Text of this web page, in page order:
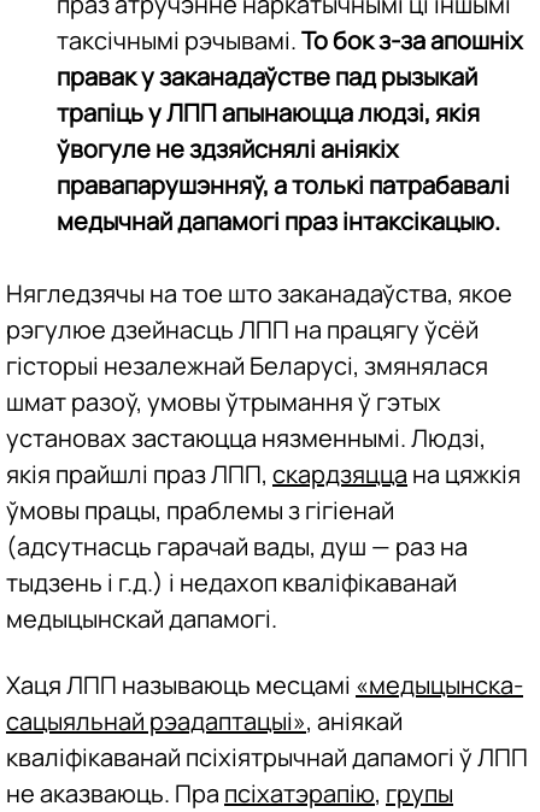
таксічнымі рэчывамі.То бок з-за апошніх
правак у заканадаўстве пад рызыкай
трапіць у ЛПП апынаюцца людзі, якія
ўвогуле не здзяйснялі аніякіх
правапарушэнняў, а толькі патрабавалі
медычнай дапамогі праз інтаксікацыю.
Нягледзячы на тое што заканадаўства, якое
рэгулюе дзейнасць ЛПП на працягу ўсёй
гісторыі незалежнай Беларусі, змянялася
шмат разоў, умовы ўтрымання ў гэтых
установах застаюцца нязменнымі. Людзі,
якія прайшлі праз ЛПП, скардзяцца на цяжкія
ўмовы працы, праблемы з гігіенай
(адсутнасць гарачай вады, душ — раз на
тыдзень і г.д.) і недахоп кваліфікаванай
медыцынскай дапамогі.
Хаця ЛПП называюць месцамі «медыцынска-
сацыяльнай рэадаптацыі», аніякай
кваліфікаванай псіхіятрычнай дапамогі ў ЛПП
не аказваюць. Пра псіхатэрапію, групы